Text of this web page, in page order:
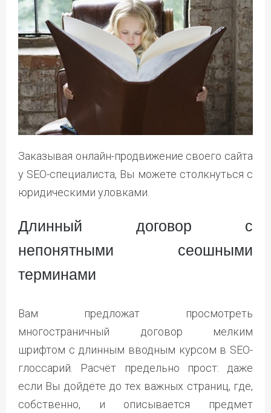
Заказывая онлайн-продвижение своего сайта
у SEO-специалиста, Вы можете столкнуться с
юридическими уловками.
Длинный договор с
непонятными сеошными
терминами
Вам предложат просмотреть
многостраничный договор мелким
шрифтом с длинным вводным курсом в SEO-
глоссарий. Расчёт предельно прост: даже
если Вы дойдёте до тех важных страниц, где,
собственно, и описывается предмет